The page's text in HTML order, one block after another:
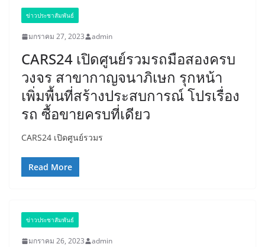
ข่าวประชาสัมพันธ์
มกราคม 27, 2023 admin
CARS24 เปิดศูนย์รวมรถมือสองครบ
วงจร สาขากาญจนาภิเษก รุกหน้า
เพิ่มพื้นที่สร้างประสบการณ์ โปรเรื่อง
รถ ซื้อขายครบที่เดียว
CARS24 เปิดศูนย์รวมร
Read More
ข่าวประชาสัมพันธ์
มกราคม 26, 2023 admin